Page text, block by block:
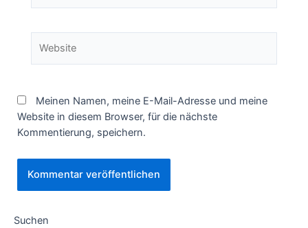
Meinen Namen, meine E-Mail-Adresse und meine
Website in diesem Browser, für die nächste
Kommentierung, speichern.
Suchen